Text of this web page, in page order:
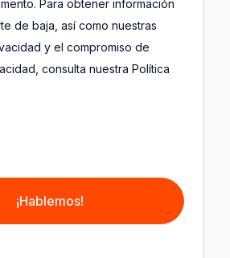
Para obtener información
de baja, así como nuestras
y el compromiso de
consulta nuestra Política
¡Hablemos!